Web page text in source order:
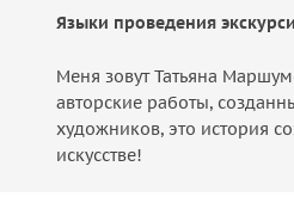
Языки проведения
Меня зовут Татьяна
авторские работы,
художников, это история
искусстве!